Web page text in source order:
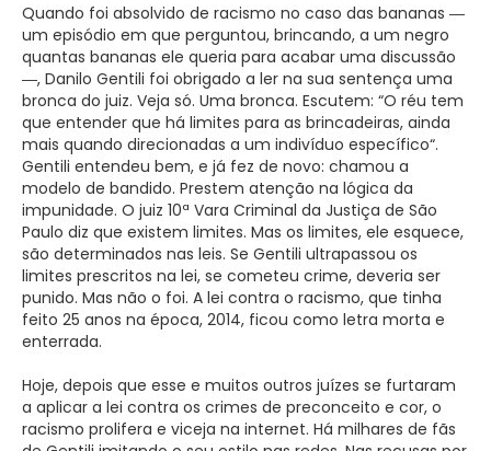
Quando foi absolvido de racismo no caso das bananas ―
um episódio em que perguntou, brincando, a um negro
quantas bananas ele queria para acabar uma discussão
―, Danilo Gentili foi obrigado a ler na sua sentença uma
bronca do juiz. Veja só. Uma bronca. Escutem: “O réu tem
que entender que há limites para as brincadeiras, ainda
mais quando direcionadas a um indivíduo específico“.
Gentili entendeu bem, e já fez de novo: chamou a
modelo de bandido. Prestem atenção na lógica da
impunidade. O juiz 10ª Vara Criminal da Justiça de São
Paulo diz que existem limites. Mas os limites, ele esquece,
são determinados nas leis. Se Gentili ultrapassou os
limites prescritos na lei, se cometeu crime, deveria ser
punido. Mas não o foi. A lei contra o racismo, que tinha
feito 25 anos na época, 2014, ficou como letra morta e
enterrada.
Hoje, depois que esse e muitos outros juízes se furtaram
a aplicar a lei contra os crimes de preconceito e cor, o
racismo prolifera e viceja na internet. Há milhares de fãs